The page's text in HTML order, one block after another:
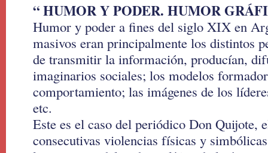
“ HUMOR Y PODER. HUMOR
Humor y poder a fines del siglo XIX en
masivos eran principalmente los distintos
de transmitir la información, producían,
imaginarios sociales; los modelos
comportamiento; las imágenes de los
etc.
Este es el caso del periódico Don Quijote,
consecutivas violencias físicas y